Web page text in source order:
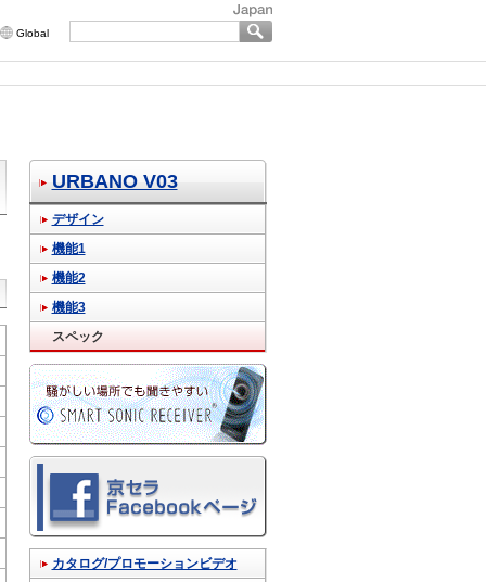
Global
URBANO V03
デザイン
機能1
機能2
機能3
スペック
カタログ/プロモーションビデオ